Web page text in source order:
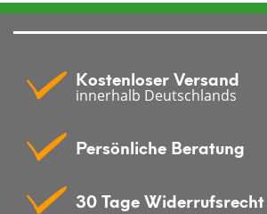
Kostenloser Versand
innerhalb Deutschlands
Persönliche Beratung
30 Tage Widerrufsrecht